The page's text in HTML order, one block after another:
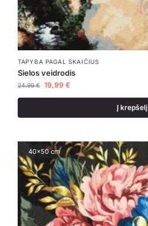
TAPYBA PAGAL SKAIČIUS
Sielos veidrodis
24,99€ 19,99 €
Į krepšelį
40x50 cm